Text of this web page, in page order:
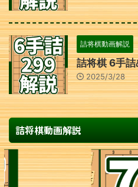
詰将棋動画解説
詰将棋 6手
2025/3/28
詰将棋動画解説